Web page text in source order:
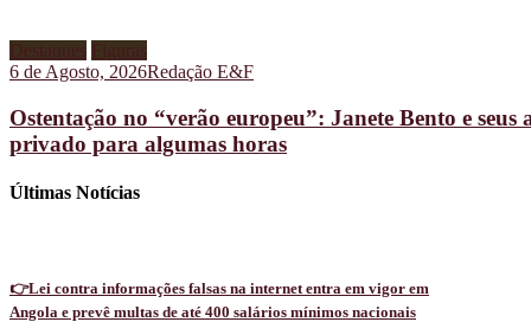
Destaques Figuras
6 de Agosto, 2026Redação E&F
Ostentação no “verão europeu”: Janete Bento e
privado para algumas horas
Últimas Notícias
👉Lei contra informações falsas na internet entra em vigor em
Angola e prevê multas de até 400 salários mínimos nacionais